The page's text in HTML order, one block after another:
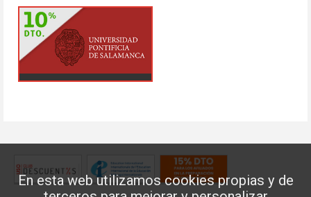
En esta web utilizamos cookies propias y de